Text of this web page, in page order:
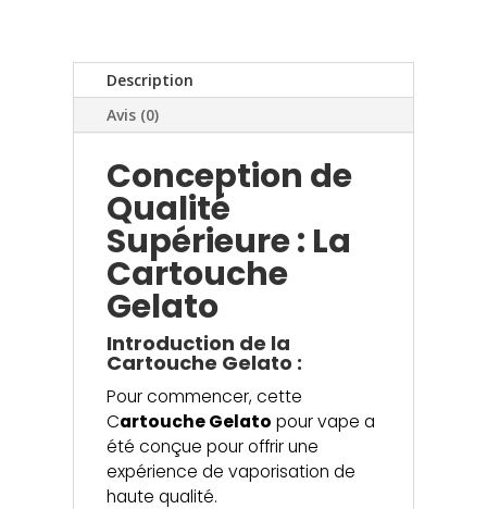
Description
Avis (0)
Conception de
Qualité
Supérieure : La
Cartouche
Gelato
Introduction de la
Cartouche Gelato :
Pour commencer, cette
Cartouche Gelato pour vape a
été conçue pour offrir une
expérience de vaporisation de
haute qualité.